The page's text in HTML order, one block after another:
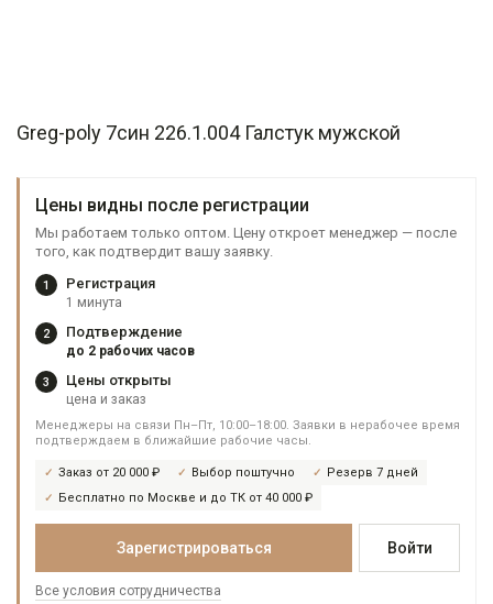
Greg-poly 7син 226.1.004 Галстук мужской
Цены видны после регистрации
Мы работаем только оптом. Цену откроет менеджер — после
того, как подтвердит вашу заявку.
1 Регистрация
1 минута
2 Подтверждение
до 2 рабочих часов
3 Цены открыты
цена и заказ
Менеджеры на связи Пн–Пт, 10:00–18:00. Заявки в нерабочее время
подтверждаем в ближайшие рабочие часы.
Заказ от 20 000 ₽ Выбор поштучно
Резерв 7 дней
Бесплатно по Москве и до ТК от 40 000 ₽
Зарегистрироваться Войти
Все условия сотрудничества